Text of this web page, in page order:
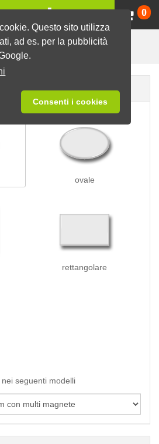
Questo sito utilizza
ad es. per la pubblicità
Consenti i cookies
0
per i vestiti
ovale
rettangolare
seguenti modelli